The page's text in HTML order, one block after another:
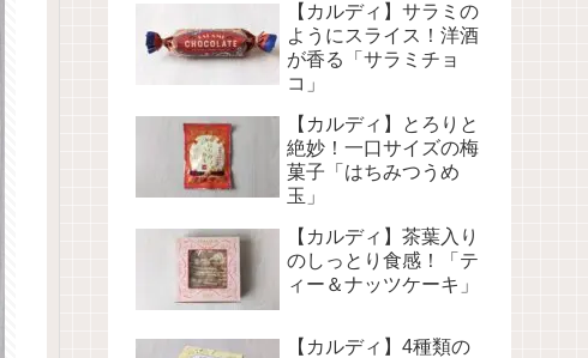
【カルディ】サラミの
ようにスライス！洋酒
が香る「サラミチョ
コ」
【カルディ】とろりと
絶妙！一口サイズの梅
菓子「はちみつうめ
玉」
【カルディ】茶葉入り
のしっとり食感！「テ
ィー＆ナッツケーキ」
【カルディ】4種類の